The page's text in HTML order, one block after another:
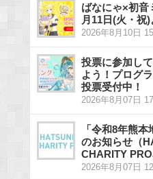
ばなにゃ×初
月11日(火・祝)
2026年8月10日
投票に参加し
よう！プログ
投票受付中！
2026年8月07日
「令和8年熊
のお知らせ（
CHARITY
2026年8月07日